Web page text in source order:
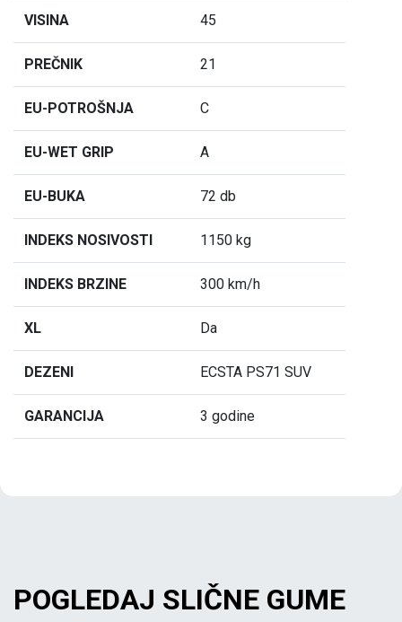
VISINA 45
PREČNIK 21
EU-POTROŠNJA C
EU-WET GRIP A
EU-BUKA 72 db
INDEKS NOSIVOSTI 1150 kg
INDEKS BRZINE 300 km/h
XL Da
DEZENI ECSTA PS71 SUV
GARANCIJA 3 godine
POGLEDAJ SLIČNE GUME